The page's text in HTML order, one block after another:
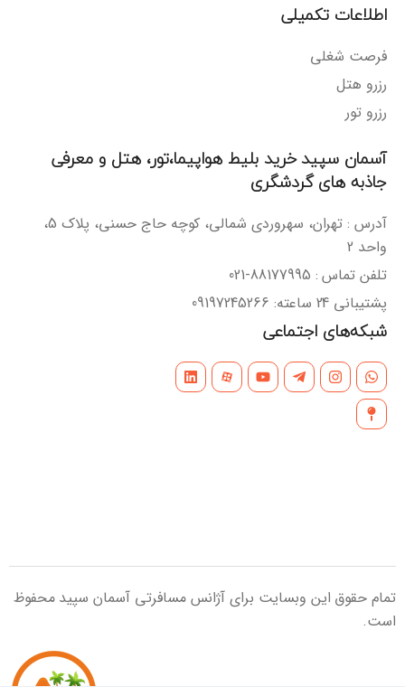
اطلاعات تکمیلی
فرصت شغلی
رزرو هتل
رزرو تور
آسمان سپید خرید بلیط هواپیما،تور، هتل و معرفی
جاذبه های گردشگری
آدرس : تهران، سهروردی شمالی، کوچه حاج حسنی، پلاک 5،
واحد 2
تلفن تماس : 88177995-021
پشتیبانی 24 ساعته: 09197245266
شبکه‌های اجتماعی
تمام حقوق این وبسایت برای آژانس مسافرتی آسمان سپید محفوظ
است.